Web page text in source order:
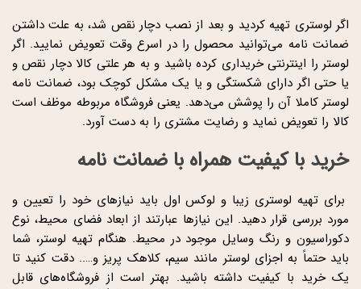
اگر لوستری تهیه کردید و بعد از نصب دچار نقص شد، به علت داشتن
ضمانت نامه می‌توانید محصول را در اسرع وقت تعویض نمایید. اگر
لوستر را اینترنتی خریداری کرده باشید و به هر علتی کالا دچار نقص و
یا حتی اگر دارای شکستگی و یا یک مشکل کوچک بود، ضمانت نامه
لوستر کاملا آن را پوشش می‌دهد. یعنی فروشگاه مربوطه موظف است
کالا را تعویض نماید و رضایت مشتری را به دست آورد.
خرید با کیفیت همراه با ضمانت نامه
برای تهیه لوستری زیبا و لوکس اول باید نیازهای خود را تعیین و
مورد بررسی قرار دهید. این نیازها عبارتند از ابعاد فضای محیط، نوع
دکوراسیون و رنگ وسایل موجود در محیط. هنگام تهیه لوستر، شما
باید حتماً به اجزای لوستر مانند سیم، کلاهک پریز و….. دقت کنید تا
یک خرید با کیفیت داشته باشید. بهتر است از فروشگاه‌های قابل